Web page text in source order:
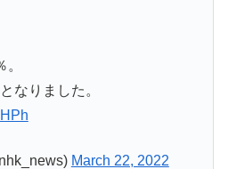
なりました。
March 22, 2022